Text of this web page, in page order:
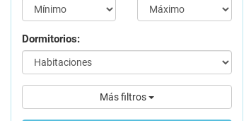
Dormitorios:
Más filtros